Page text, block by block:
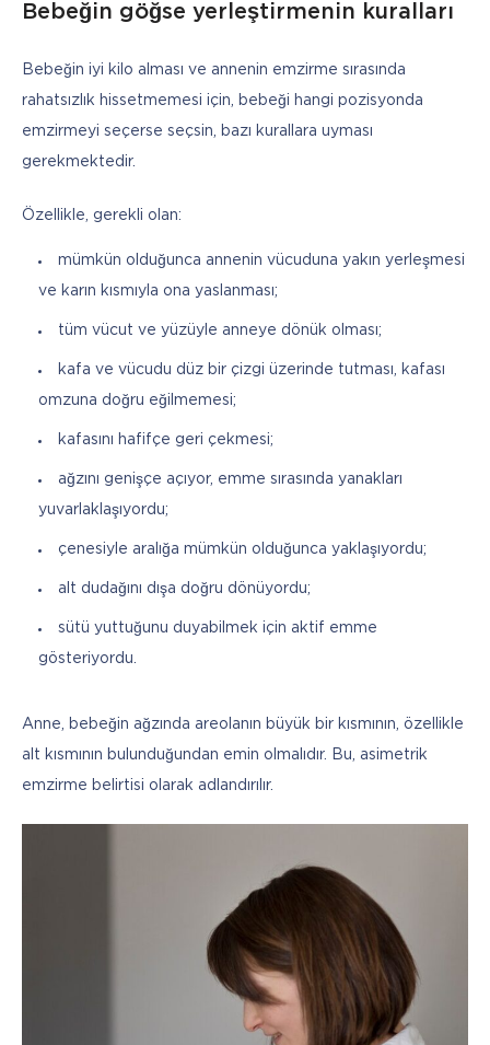
Bebeğin göğse yerleştirmenin kuralları
Bebeğin iyi kilo alması ve annenin emzirme sırasında
rahatsızlık hissetmemesi için, bebeği hangi pozisyonda
emzirmeyi seçerse seçsin, bazı kurallara uyması
gerekmektedir.
Özellikle, gerekli olan:
mümkün olduğunca annenin vücuduna yakın yerleşmesi
ve karın kısmıyla ona yaslanması;
tüm vücut ve yüzüyle anneye dönük olması;
kafa ve vücudu düz bir çizgi üzerinde tutması, kafası
omzuna doğru eğilmemesi;
kafasını hafifçe geri çekmesi;
ağzını genişçe açıyor, emme sırasında yanakları
yuvarlaklaşıyordu;
çenesiyle aralığa mümkün olduğunca yaklaşıyordu;
alt dudağını dışa doğru dönüyordu;
sütü yuttuğunu duyabilmek için aktif emme
gösteriyordu.
Anne, bebeğin ağzında areolanın büyük bir kısmının, özellikle
alt kısmının bulunduğundan emin olmalıdır. Bu, asimetrik
emzirme belirtisi olarak adlandırılır.